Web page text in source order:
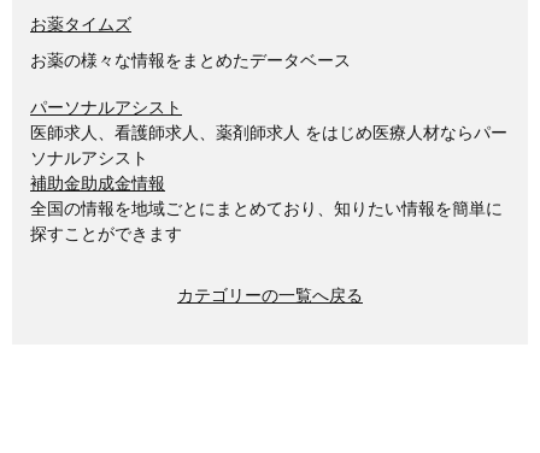
お薬タイムズ
お薬の様々な情報をまとめたデータベース
パーソナルアシスト
医師求人、看護師求人、薬剤師求人 をはじめ医療人材ならパー
ソナルアシスト
補助金助成金情報
全国の情報を地域ごとにまとめており、知りたい情報を簡単に
探すことができます
カテゴリーの一覧へ戻る